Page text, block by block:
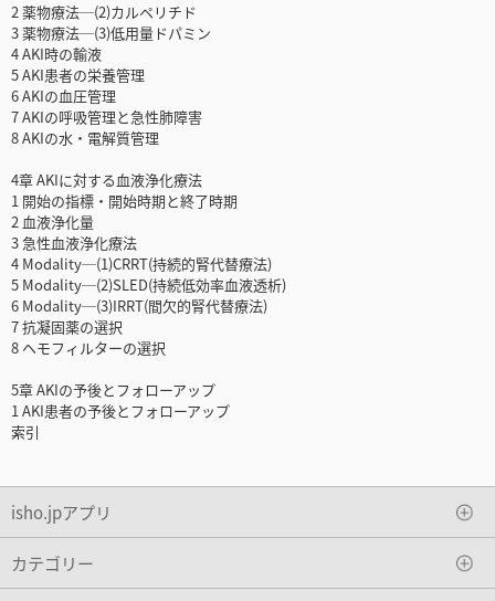
2 薬物療法─(2)カルペリチド
3 薬物療法─(3)低用量ドパミン
4 AKI時の輸液
5 AKI患者の栄養管理
6 AKIの血圧管理
7 AKIの呼吸管理と急性肺障害
8 AKIの水・電解質管理
4章 AKIに対する血液浄化療法
1 開始の指標・開始時期と終了時期
2 血液浄化量
3 急性血液浄化療法
4 Modality─(1)CRRT(持続的腎代替療法)
5 Modality─(2)SLED(持続低効率血液透析)
6 Modality─(3)IRRT(間欠的腎代替療法)
7 抗凝固薬の選択
8 ヘモフィルターの選択
5章 AKIの予後とフォローアップ
1 AKI患者の予後とフォローアップ
索引
isho.jpアプリ
カテゴリー